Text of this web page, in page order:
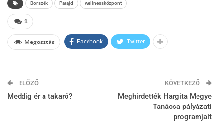
Borszék Parajd wellnessközpont
1
Megosztás Facebook Twitter
ELŐZŐ
Meddig ér a takaró?
KÖVETKEZŐ
Meghirdették Hargita Megye
Tanácsa pályázati
programjait